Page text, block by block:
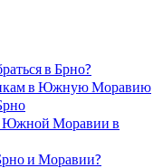
в Брно?
в Южную Моравию
Южной Моравии в
и Моравии?